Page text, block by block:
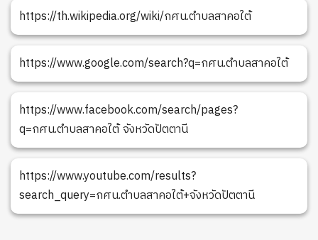
https://th.wikipedia.org/wiki/กศน.ตำบลสาคอใต้
https://www.google.com/search?q=กศน.ตำบลสาคอใต้
https://www.facebook.com/search/pages?
q=กศน.ตำบลสาคอใต้ จังหวัดปัตตานี
https://www.youtube.com/results?
search_query=กศน.ตำบลสาคอใต้+จังหวัดปัตตานี